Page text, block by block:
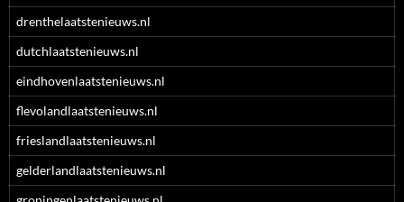
drenthelaatstenieuws.nl
dutchlaatstenieuws.nl
eindhovenlaatstenieuws.nl
flevolandlaatstenieuws.nl
frieslandlaatstenieuws.nl
gelderlandlaatstenieuws.nl